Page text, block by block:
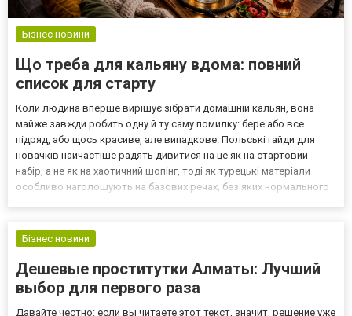
Бізнес новини
Що треба для кальяну вдома: повний
список для старту
Коли людина вперше вирішує зібрати домашній кальян, вона
майже завжди робить одну й ту саму помилку: бере або все
підряд, або щось красиве, але випадкове. Польські гайди для
новачків найчастіше радять дивитися на це як на стартовий
набір, а не як на хаотичний шопінг, тоді як турецькі матеріали
особливо наголошують на базових речах, без яких нормального
Бізнес новини
Дешевые проститутки Алматы: Лучший
выбор для первого раза
Давайте честно: если вы читаете этот текст, значит, решение уже